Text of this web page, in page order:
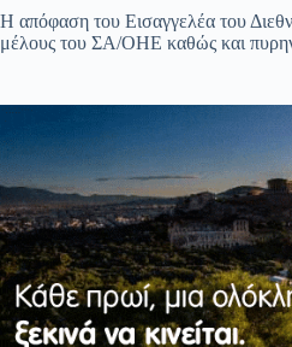
bo ts
pp
gr
m
sa
Η απόφαση του Εισαγγελέα του
μέλους του ΣΑ/ΟΗΕ καθώς και